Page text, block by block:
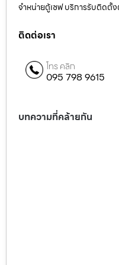
จำหน่ายตู้เซฟ บริการรับติดตั้
ติดต่อเรา
โทร คลิก
095 798 9615
บทความที่คล้ายกัน